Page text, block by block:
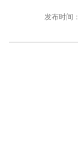
发布时间：